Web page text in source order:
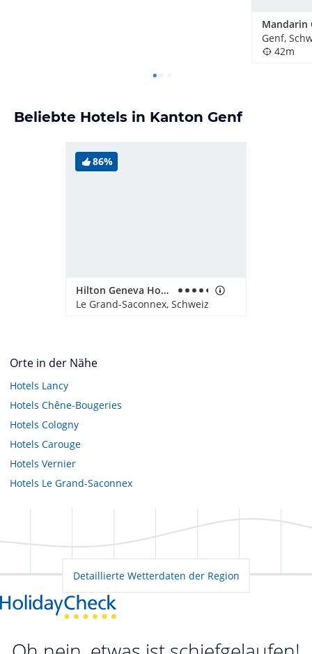
Genf,
42m
Beliebte Hotels in Kanton Genf
86%
Hilton Geneva Hotel & Conference Centre
Le Grand-Saconnex, Schweiz
Orte in der Nähe
Hotels Lancy
Hotels Chêne-Bougeries
Hotels Cologny
Hotels Carouge
Hotels Vernier
Hotels Le Grand-Saconnex
Detaillierte Wetterdaten der Region